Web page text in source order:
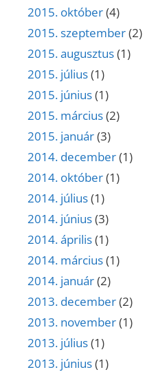
2015. október(4)
2015. szeptember(2)
2015. augusztus(1)
2015. július(1)
2015. június(1)
2015. március(2)
2015. január(3)
2014. december(1)
2014. október(1)
2014. július(1)
2014. június(3)
2014. április(1)
2014. március(1)
2014. január(2)
2013. december(2)
2013. november(1)
2013. július(1)
2013. június(1)